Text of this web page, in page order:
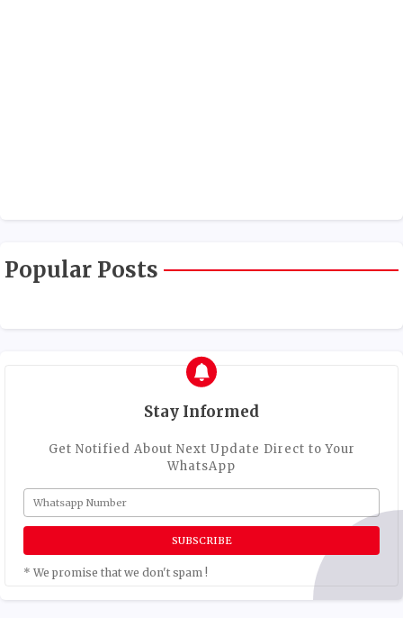
Popular Posts
Stay Informed
Get Notified About Next Update Direct to Your
WhatsApp
* We promise that we don't spam !